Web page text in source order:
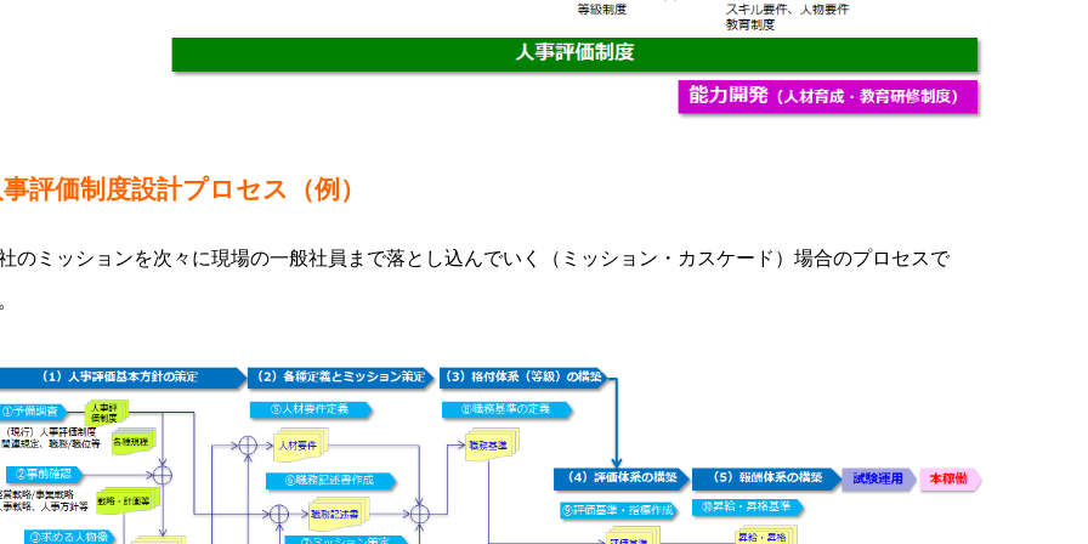
評価制度設計プロセス（例）
のミッションを次々に現場の一般社員まで落とし込んでいく（ミッション・カスケード）場合のプロセスで